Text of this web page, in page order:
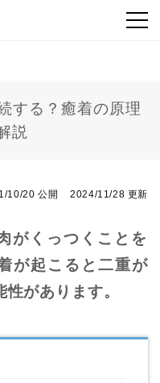
する？癒着の原理
説
10/20 公開 2024/11/28 更新
がくっつくことを
が起こると二重が
があります。